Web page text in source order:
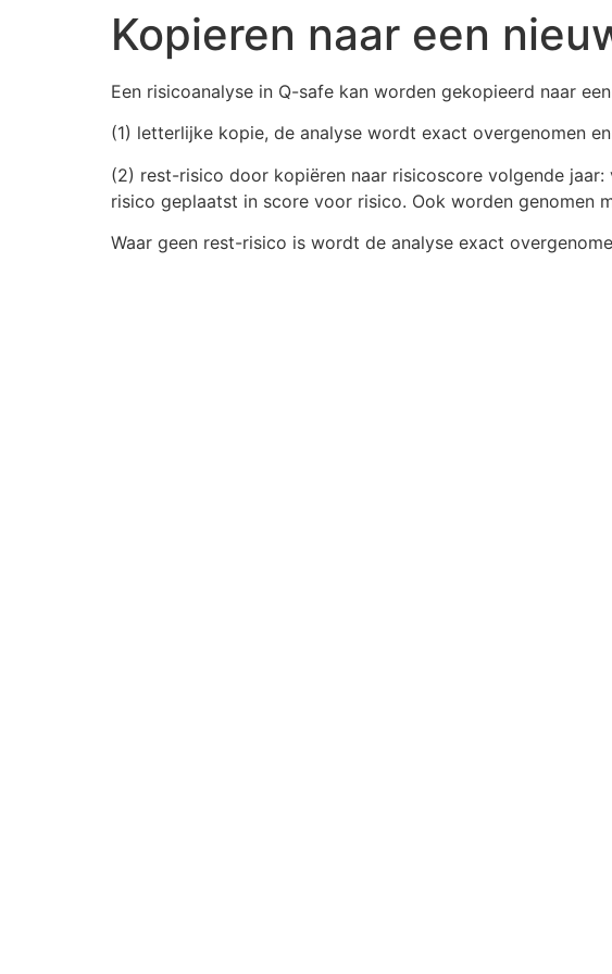
Kopieren naar een
Een risicoanalyse in Q-safe kan worden gekopieerd naar
(1) letterlijke kopie, de analyse wordt exact overgenomen
(2) rest-risico door kopiëren naar risicoscore volgende
risico geplaatst in score voor risico. Ook worden genomen
Waar geen rest-risico is wordt de analyse exact